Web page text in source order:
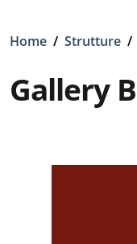
Briciole di pane
Home / Strutture /
Gallery